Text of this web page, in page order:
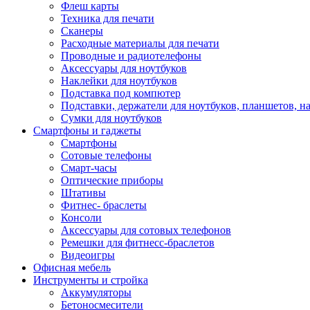
Флеш карты
Техника для печати
Сканеры
Расходные материалы для печати
Проводные и радиотелефоны
Аксессуары для ноутбуков
Наклейки для ноутбуков
Подставка под компютер
Подставки, держатели для ноутбуков, планшетов,
Сумки для ноутбуков
Смартфоны и гаджеты
Смартфоны
Сотовые телефоны
Смарт-часы
Оптические приборы
Штативы
Фитнес- браслеты
Консоли
Аксессуары для сотовых телефонов
Ремешки для фитнесс-браслетов
Видеоигры
Офисная мебель
Инструменты и стройка
Аккумуляторы
Бетоносмесители